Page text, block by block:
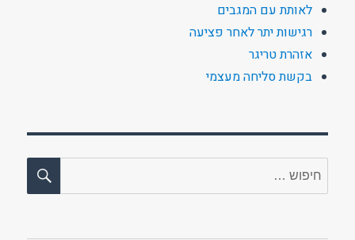
לאותת עם המגבים
רגישות יתר לאחר פציעה
אזהרת טריגר
בקשת סליחה מעצמי
חפש: